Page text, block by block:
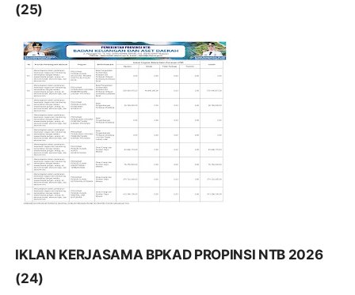
(25)
IKLAN KERJASAMA BPKAD PROPINSI NTB 2026
(24)